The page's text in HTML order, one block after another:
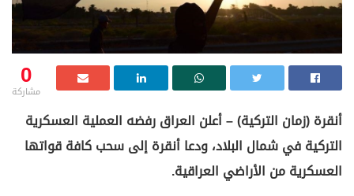
0
مشاركة
أنقرة (زمان التركية) – أعلن العراق رفضه العملية العسكرية
التركية في شمال البلاد، ودعا أنقرة إلى سحب كافة قواتها
العسكرية من الأراضي العراقية.